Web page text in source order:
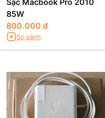
Sạc Macbook Pro 2010
85W
800.000 đ
So sánh